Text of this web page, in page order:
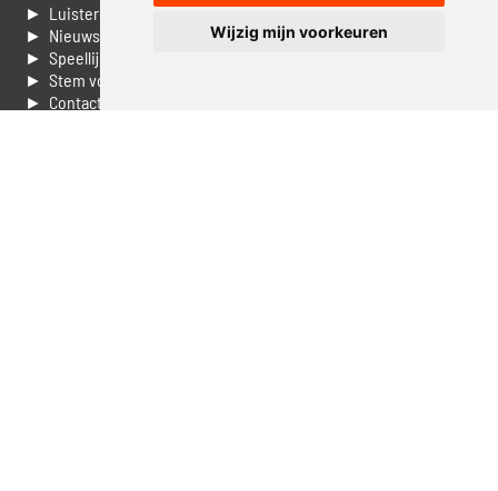
Wijzig mijn voorkeuren
► Luisteren naar Jouwradio
► Nieuws
► Speellijst
► Stem voor de Dag top 3
► Contacteer ons